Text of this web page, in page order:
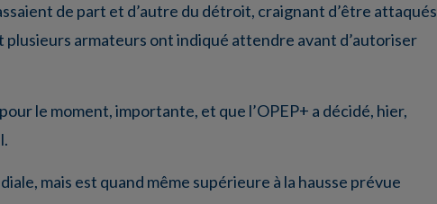
de part et d’autre du détroit, craignant d’être attaqués
armateurs ont indiqué attendre avant d’autoriser
le moment, importante, et que l’OPEP+ a décidé, hier,
mais est quand même supérieure à la hausse prévue